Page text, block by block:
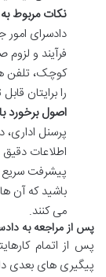
نکات مربوط به
دادسرای امور
فرآیند و
کوچک، تلفن
را برایتان
اصول برخورد
پرسنل اداری،
اطلاعات دقیق
پیشرفت سریع
باشید که آن
می کنند.
پس از مراجعه به
پس از اتمام
پیگیری های بعدی